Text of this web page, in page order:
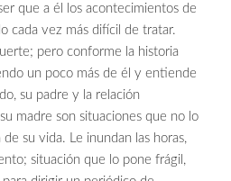
que a él los acontecimientos de
cada vez más difícil de tratar.
pero conforme la historia
un poco más de él y entiende
su padre y la relación
madre son situaciones que no lo
su vida. Le inundan las horas,
situación que lo pone frágil,